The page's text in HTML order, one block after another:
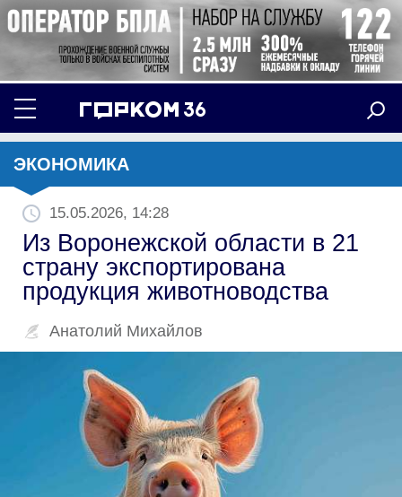
ЭКОНОМИКА
15.05.2026, 14:28
Из Воронежской области в 21
страну экспортирована
продукция животноводства
Анатолий Михайлов